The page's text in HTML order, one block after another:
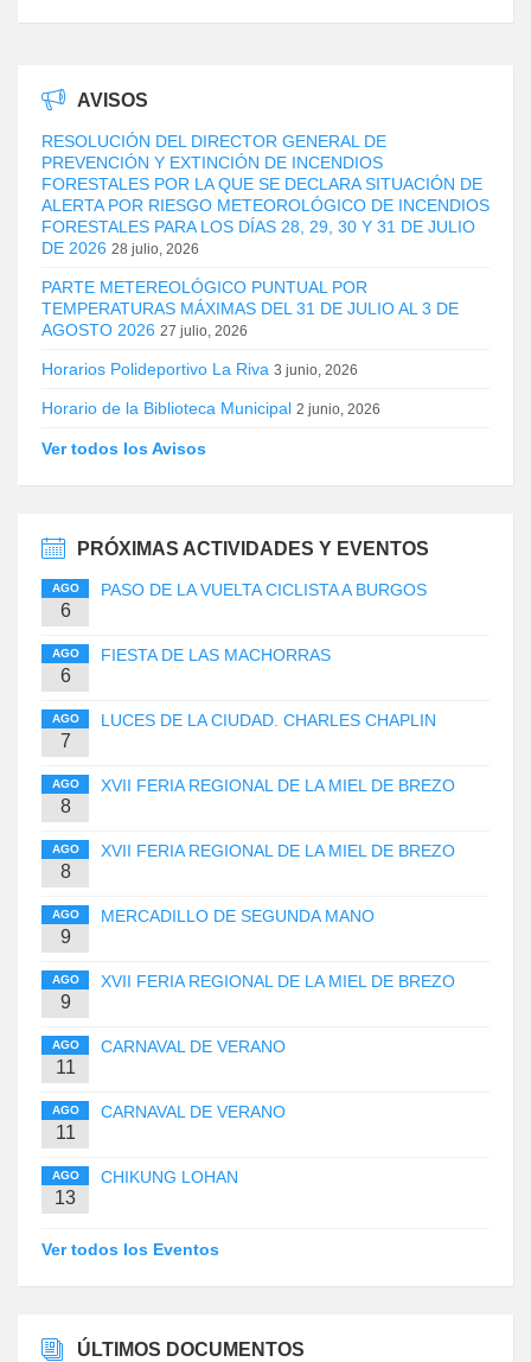
AVISOS
RESOLUCIÓN DEL DIRECTOR GENERAL DE
PREVENCIÓN Y EXTINCIÓN DE INCENDIOS
FORESTALES POR LA QUE SE DECLARA SITUACIÓN DE
ALERTA POR RIESGO METEOROLÓGICO DE INCENDIOS
FORESTALES PARA LOS DÍAS 28, 29, 30 Y 31 DE JULIO
DE 2026 28 julio, 2026
PARTE METEREOLÓGICO PUNTUAL POR
TEMPERATURAS MÁXIMAS DEL 31 DE JULIO AL 3 DE
AGOSTO 2026 27 julio, 2026
Horarios Polideportivo La Riva 3 junio, 2026
Horario de la Biblioteca Municipal 2 junio, 2026
Ver todos los Avisos
PRÓXIMAS ACTIVIDADES Y EVENTOS
AGO
6
PASO DE LA VUELTA CICLISTA A BURGOS
AGO
6
FIESTA DE LAS MACHORRAS
AGO
7
LUCES DE LA CIUDAD. CHARLES CHAPLIN
AGO
8
XVII FERIA REGIONAL DE LA MIEL DE BREZO
AGO
8
XVII FERIA REGIONAL DE LA MIEL DE BREZO
AGO
9
MERCADILLO DE SEGUNDA MANO
AGO
9
XVII FERIA REGIONAL DE LA MIEL DE BREZO
AGO
11
CARNAVAL DE VERANO
AGO
11
CARNAVAL DE VERANO
AGO
13
CHIKUNG LOHAN
Ver todos los Eventos
ÚLTIMOS DOCUMENTOS